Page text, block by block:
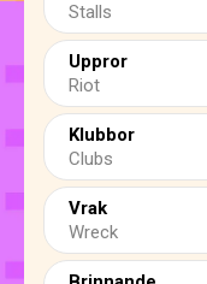
Stalls
Uppror
Riot
Klubbor
Clubs
Vrak
Wreck